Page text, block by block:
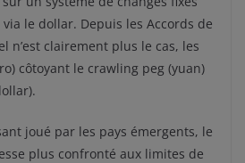
via le dollar. Depuis les Accords de
n’est clairement plus le cas, les
côtoyant le crawling peg (yuan)
joué par les pays émergents, le
plus confronté aux limites de